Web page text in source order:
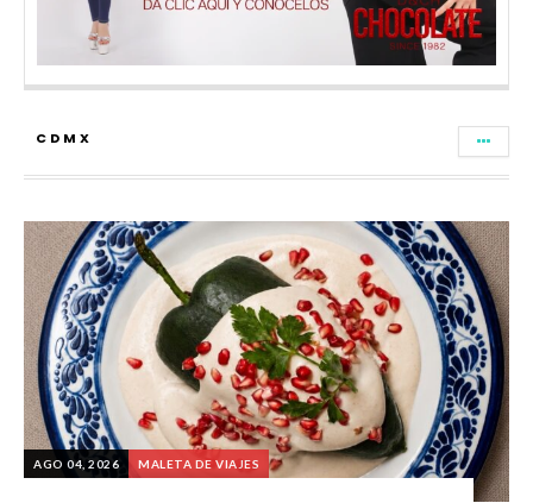
CDMX
AGO 04, 2026 MALETA DE VIAJES